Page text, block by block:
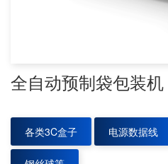
全自动预制袋包装机
各类3C盒子 电源数据线